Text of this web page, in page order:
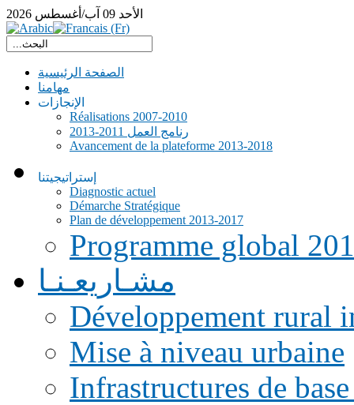
الأحد 09 آب/أغسطس 2026
الصفحة الرئيسية
مهامنا
الإنجازات
Réalisations 2007-2010
رنامج العمل 2011-2013
Avancement de la plateforme 2013-2018
إستراتيجيتنا
Diagnostic actuel
Démarche Stratégique
Plan de développement 2013-2017
Programme global
مشـاريعـنـا
Développement rural
Mise à niveau urbaine
Infrastructures de